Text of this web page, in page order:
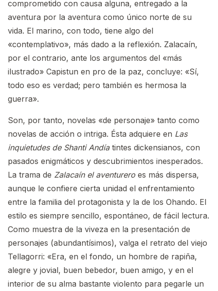
comprometido con causa alguna, entregado a la
aventura por la aventura como único norte de su
vida. El marino, con todo, tiene algo del
«contemplativo», más dado a la reflexión. Zalacaín,
por el contrario, ante los argumentos del «más
ilustrado» Capistun en pro de la paz, concluye: «Sí,
todo eso es verdad; pero también es hermosa la
guerra».
Son, por tanto, novelas «de personaje» tanto como
novelas de acción o intriga. Ésta adquiere en Las
inquietudes de Shanti Andíatintes dickensianos, con
pasados enigmáticos y descubrimientos inesperados.
La trama de Zalacaín el aventurero es más dispersa,
aunque le confiere cierta unidad el enfrentamiento
entre la familia del protagonista y la de los Ohando. El
estilo es siempre sencillo, espontáneo, de fácil lectura.
Como muestra de la viveza en la presentación de
personajes (abundantísimos), valga el retrato del viejo
Tellagorri: «Era, en el fondo, un hombre de rapiña,
alegre y jovial, buen bebedor, buen amigo, y en el
interior de su alma bastante violento para pegarle un